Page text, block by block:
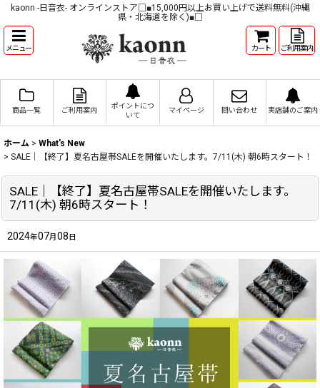
kaonn -日音衣- オンラインストア□■15,000円以上お買い上げで送料無料(沖縄
県・北海道を除く)■□
メニュー カート ご利用案内
商品一覧 ご利用案内
ポイントにつ
いて
マイページ 問い合わせ 実店舗のご案内
ホーム > What's New
> SALE｜【終了】夏名古屋帯SALEを開催いたします。7/11(木) 朝6時スタート！
SALE｜【終了】夏名古屋帯SALEを開催いたします。
7/11(木) 朝6時スタート！
2024年07月08日